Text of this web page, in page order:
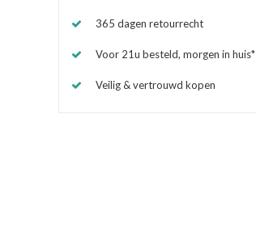
365 dagen retourrecht
Voor 21u besteld, morgen in huis*
Veilig & vertrouwd kopen